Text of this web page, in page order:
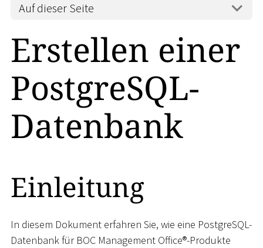
Auf dieser Seite
Erstellen einer
PostgreSQL-
Datenbank
Einleitung
In diesem Dokument erfahren Sie, wie eine PostgreSQL-
Datenbank für BOC Management Office®-Produkte